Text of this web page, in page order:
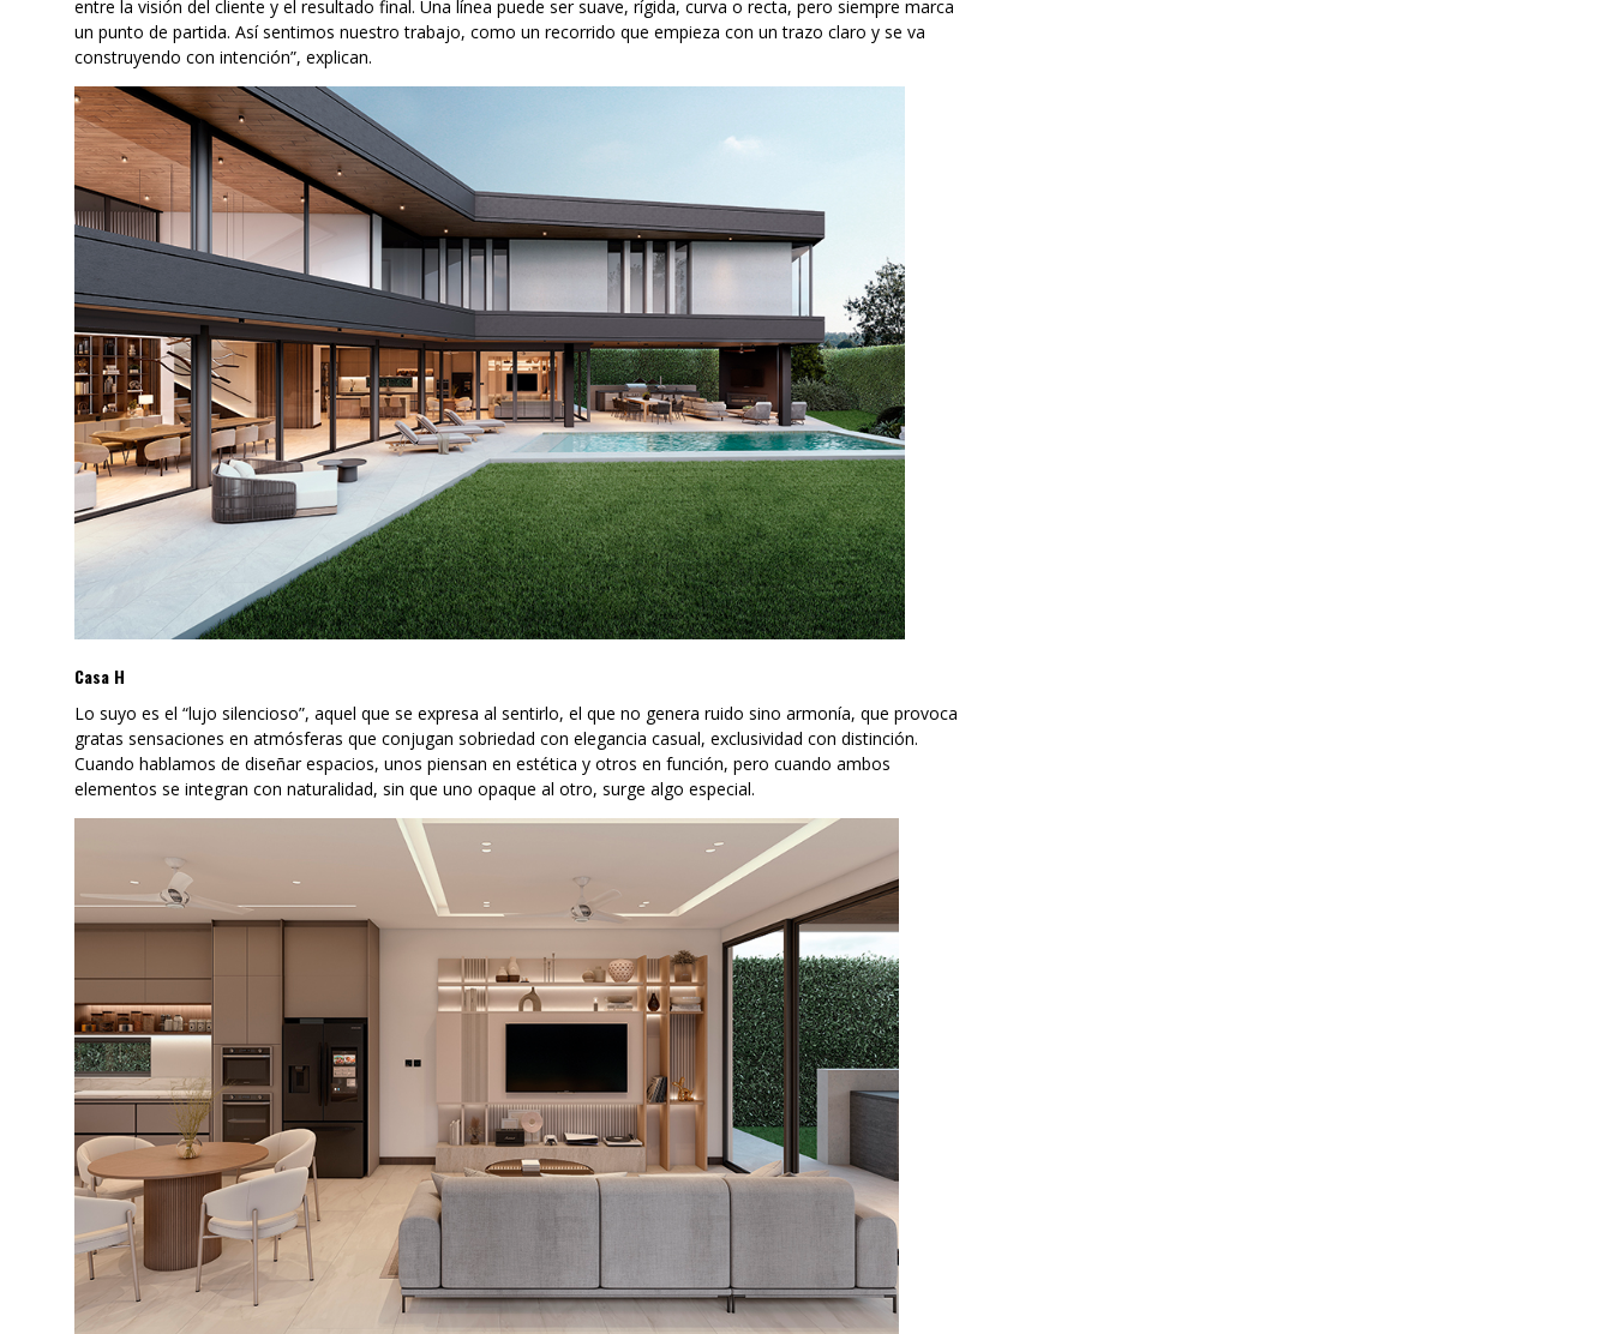
entre la visión del cliente y el resultado final. Una línea puede ser suave, rígida, curva o recta, pero siempre marca
un punto de partida. Así sentimos nuestro trabajo, como un recorrido que empieza con un trazo claro y se va
construyendo con intención”, explican.
Casa H
Lo suyo es el “lujo silencioso”, aquel que se expresa al sentirlo, el que no genera ruido sino armonía, que provoca
gratas sensaciones en atmósferas que conjugan sobriedad con elegancia casual, exclusividad con distinción.
Cuando hablamos de diseñar espacios, unos piensan en estética y otros en función, pero cuando ambos
elementos se integran con naturalidad, sin que uno opaque al otro, surge algo especial.